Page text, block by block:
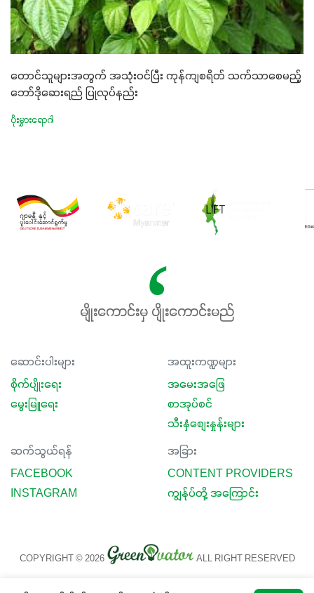
တောင်သူများအတွက် အသုံးဝင်ပြီး ကုန်ကျစရိတ် သက်သာစေမည့်
ဘော်ဒိုဆေးရည် ပြုလုပ်နည်း
ပိုးမွှားရောဂါ
မျိုးကောင်းမှ ပျိုးကောင်းမည်
ဆောင်းပါးများ
စိုက်ပျိုးရေး
မွေးမြူရေး
အထူးကဏ္ဍများ
အမေးအဖြေ
စာအုပ်စင်
သီးနှံစျေးနှုန်းများ
ဆက်သွယ်ရန်
FACEBOOK
INSTAGRAM
အခြား
CONTENT PROVIDERS
ကျွန်ုပ်တို့ အကြောင်း
COPYRIGHT © 2026 ALL RIGHT RESERVED